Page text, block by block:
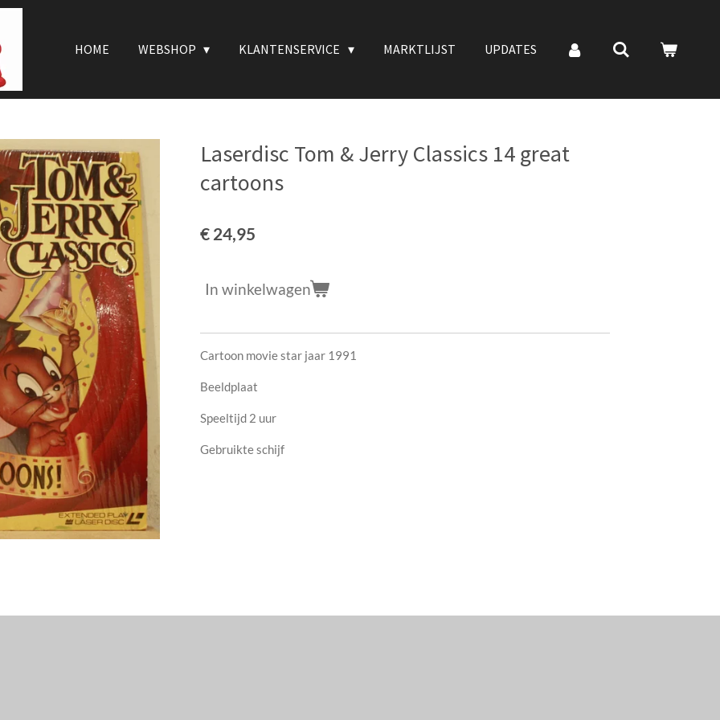
HOME WEBSHOP KLANTENSERVICE MARKTLIJST UPDATES
Laserdisc Tom & Jerry Classics 14 great
cartoons
€ 24,95
In winkelwagen
Cartoon movie star jaar 1991
Beeldplaat
Speeltijd 2 uur
Gebruikte schijf